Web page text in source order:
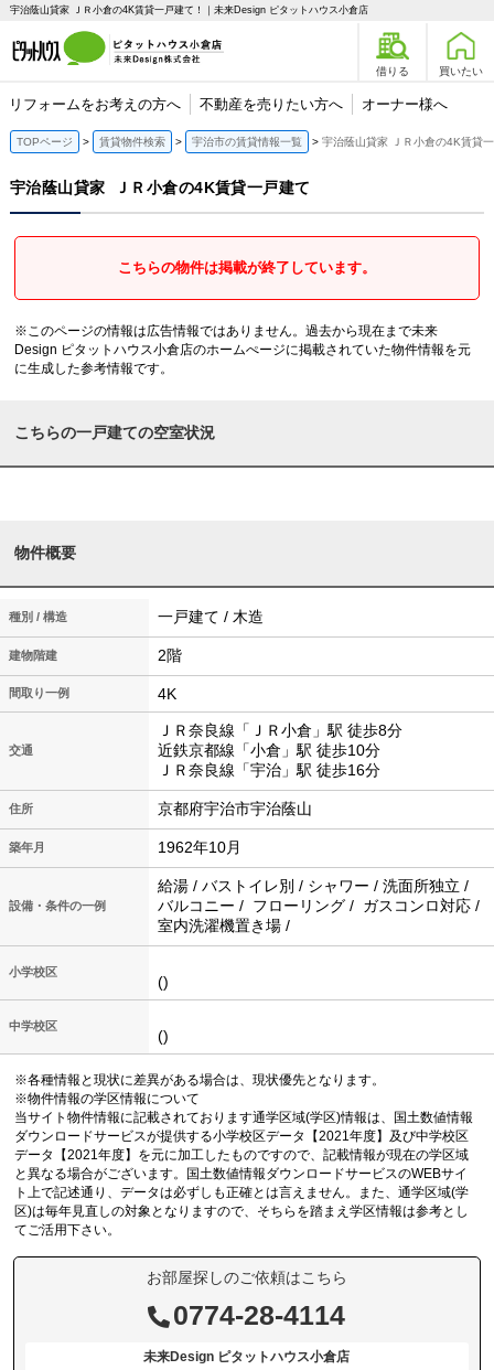
借りる 買いたい
リフォームをお考えの方へ 不動産を売りたい方へ オーナー様へ
宇治蔭山貸家 ＪＲ小倉の4K賃貸一戸建て！｜未来Design ピタットハウス小倉店
TOPページ 賃貸物件検索 宇治市の賃貸情報一覧 宇治蔭山貸家 ＪＲ小倉の4K賃貸
宇治蔭山貸家 ＪＲ小倉の4K賃貸一戸建て
こちらの物件は掲載が終了しています。
※このページの情報は広告情報ではありません。過去から現在まで未来
Design ピタットハウス小倉店のホームぺージに掲載されていた物件情報を元
に生成した参考情報です。
こちらの一戸建ての空室状況
物件概要
種別 / 構造 一戸建て / 木造
建物階建 2階
間取り一例 4K
交通
ＪＲ奈良線「ＪＲ小倉」駅 徒歩8分
近鉄京都線「小倉」駅 徒歩10分
ＪＲ奈良線「宇治」駅 徒歩16分
住所 京都府宇治市宇治蔭山
築年月 1962年10月
設備・条件の一例
給湯 / バストイレ別 / シャワー / 洗面所独立 /
バルコニー / フローリング / ガスコンロ対応 /
室内洗濯機置き場 /
小学校区
()
中学校区
()
※各種情報と現状に差異がある場合は、現状優先となります。
※物件情報の学区情報について
当サイト物件情報に記載されております通学区域(学区)情報は、国土数値情報
ダウンロードサービスが提供する小学校区データ【2021年度】及び中学校区
データ【2021年度】を元に加工したものですので、記載情報が現在の学区域
と異なる場合がございます。国土数値情報ダウンロードサービスのWEBサイ
ト上で記述通り、データは必ずしも正確とは言えません。また、通学区域(学
区)は毎年見直しの対象となりますので、そちらを踏まえ学区情報は参考とし
てご活用下さい。
お部屋探しのご依頼はこちら
0774-28-4114
未来Design ピタットハウス小倉店